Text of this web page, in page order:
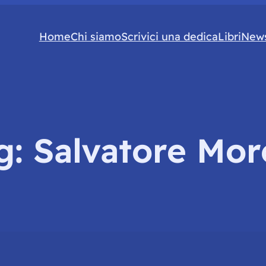
HomeChi siamoScrivici una dedicaLibri
Salvatore